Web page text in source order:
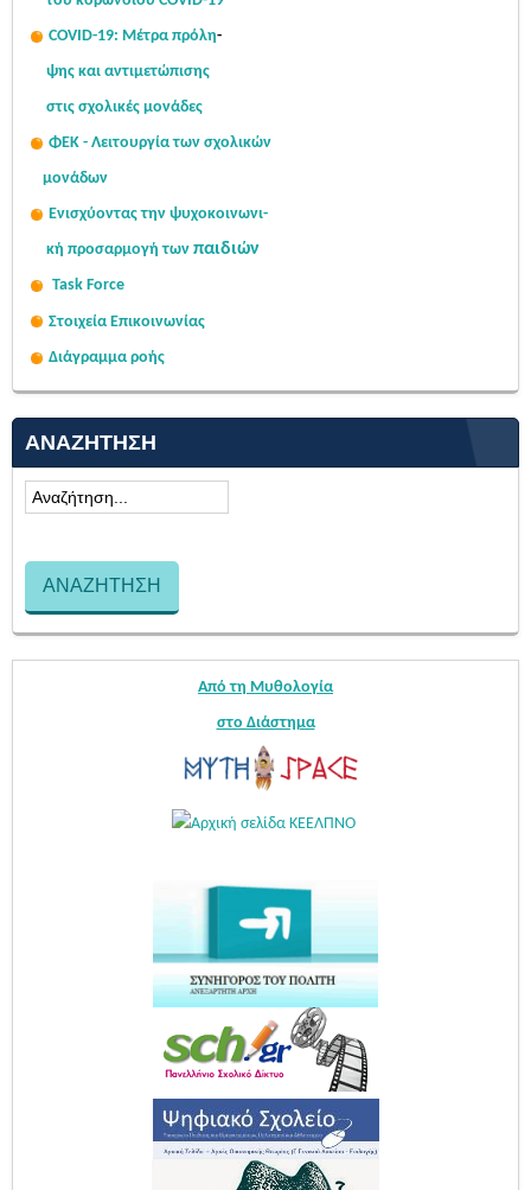
COVID-19: Μέτρα πρόλη-
ψης και αντιμετώπισης
στις σχολικές μονάδες
ΦΕΚ - Λειτουργία των σχολικών
μονάδων
Ενισχύοντας την ψυχοκοινωνι-
κή προσαρμογή των παιδιών
Task Force
Στοιχεία Επικοινωνίας
Διάγραμμα ροής
ΑΝΑΖΉΤΗΣΗ
Από τη Μυθολογία
στο Διάστημα